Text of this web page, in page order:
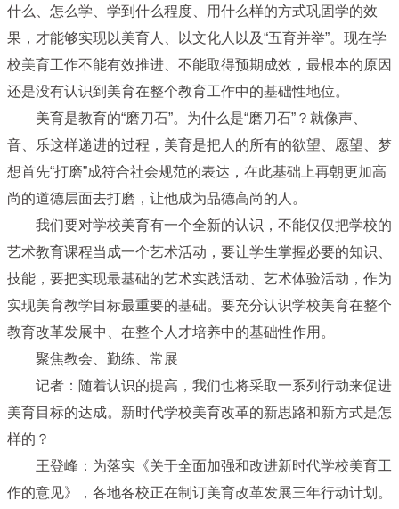
什么、怎么学、学到什么程度、用什么样的方式巩固学的效
果，才能够实现以美育人、以文化人以及“五育并举”。现在学
校美育工作不能有效推进、不能取得预期成效，最根本的原因
还是没有认识到美育在整个教育工作中的基础性地位。
美育是教育的“磨刀石”。为什么是“磨刀石”？就像声、
音、乐这样递进的过程，美育是把人的所有的欲望、愿望、梦
想首先“打磨”成符合社会规范的表达，在此基础上再朝更加高
尚的道德层面去打磨，让他成为品德高尚的人。
我们要对学校美育有一个全新的认识，不能仅仅把学校的
艺术教育课程当成一个艺术活动，要让学生掌握必要的知识、
技能，要把实现最基础的艺术实践活动、艺术体验活动，作为
实现美育教学目标最重要的基础。要充分认识学校美育在整个
教育改革发展中、在整个人才培养中的基础性作用。
聚焦教会、勤练、常展
记者：随着认识的提高，我们也将采取一系列行动来促进
美育目标的达成。新时代学校美育改革的新思路和新方式是怎
样的？
王登峰：为落实《关于全面加强和改进新时代学校美育工
作的意见》，各地各校正在制订美育改革发展三年行动计划。